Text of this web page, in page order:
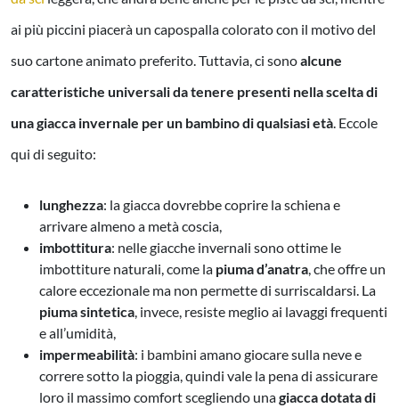
ai più piccini piacerà un capospalla colorato con il motivo del
suo cartone animato preferito. Tuttavia, ci sonoalcune
caratteristiche universali da tenere presenti nella scelta di
una giacca invernale per un bambino di qualsiasi età. Eccole
qui di seguito:
lunghezza: la giacca dovrebbe coprire la schiena e
arrivare almeno a metà coscia,
imbottitura: nelle giacche invernali sono ottime le
imbottiture naturali, come la piuma d’anatra, che offre un
calore eccezionale ma non permette di surriscaldarsi. La
piuma sintetica, invece, resiste meglio ai lavaggi frequenti
e all’umidità,
impermeabilità: i bambini amano giocare sulla neve e
correre sotto la pioggia, quindi vale la pena di assicurare
loro il massimo comfort scegliendo unagiacca dotata di